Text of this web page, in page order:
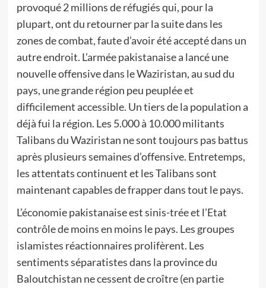
provoqué 2 millions de réfugiés qui, pour la
plupart, ont du retourner par la suite dans les
zones de combat, faute d’avoir été accepté dans un
autre endroit. L’armée pakistanaise a lancé une
nouvelle offensive dans le Waziristan, au sud du
pays, une grande région peu peuplée et
difficilement accessible. Un tiers de la population a
déjà fui la région. Les 5.000 à 10.000 militants
Talibans du Waziristan ne sont toujours pas battus
après plusieurs semaines d’offensive. Entretemps,
les attentats continuent et les Talibans sont
maintenant capables de frapper dans tout le pays.
L’économie pakistanaise est sinis-trée et l’Etat
contrôle de moins en moins le pays. Les groupes
islamistes réactionnaires prolifèrent. Les
sentiments séparatistes dans la province du
Baloutchistan ne cessent de croître (en partie